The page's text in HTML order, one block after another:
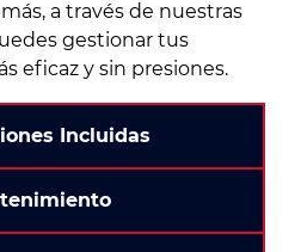
a través de nuestras
gestionar tus
eficaz y sin presiones.
Incluidas